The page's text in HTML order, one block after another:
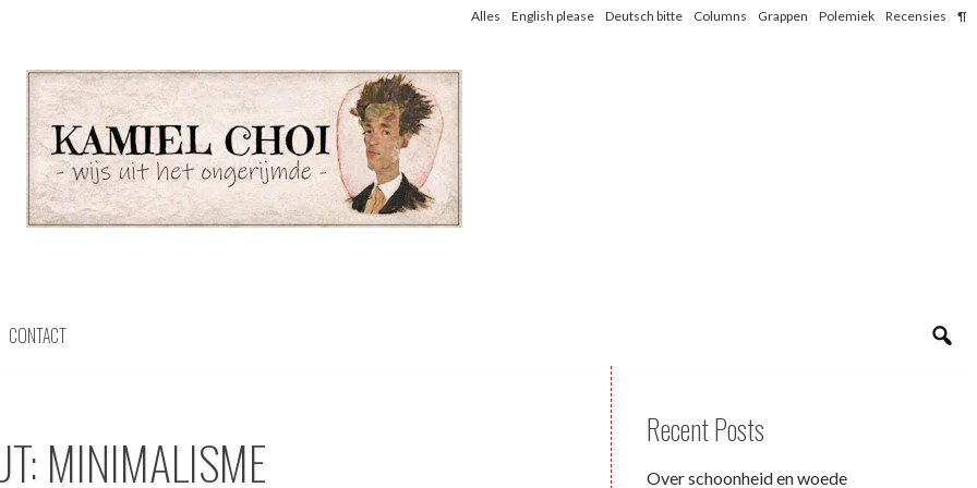
Alles English please Deutsch bitte Columns Grappen Polemiek Recensies ¶
CONTACT
MINIMALISME Recent Posts
Over schoonheid en woede